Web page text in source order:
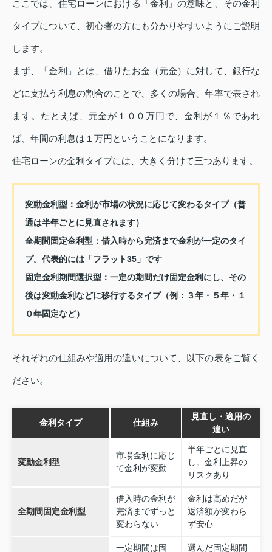
ここでは、住宅ローンにおける「金利」の意味と、その金利
タイプについて、初心者の方にも分かりやすいようにご説明
します。
まず、「金利」とは、借りたお金（元金）に対して、銀行な
どに支払う利息の割合のことで、多くの場合、年率で表され
ます。たとえば、元金が１００万円で、金利が１％であれ
ば、年間の利息は１万円ということになります。
住宅ローンの金利タイプには、大きく分けて三つあります。
変動金利型：金利が市場の状況に応じて変わるタイプ（普
通は半年ごとに見直されます）
全期間固定金利型：借入時から完済まで金利が一定のタイ
プ。代表的には「フラット35」です
固定金利期間選択型：一定の期間だけ固定金利にし、その
後は変動金利などに移行するタイプ（例：３年・５年・１
０年固定など）
それぞれの仕組みや適用の違いについて、以下の表をご覧く
ださい。
金利タイプ 仕組み
見直し・適用の
違い
変動金利型
市場金利に応じ
て金利が変動
半年ごとに見直
し。金利上昇の
リスクあり
全期間固定金利型
借入時の金利が
完済までずっと
変わらない
金利は高めだが
返済額が変わら
ず安心
一定期間は固
選んだ固定期間